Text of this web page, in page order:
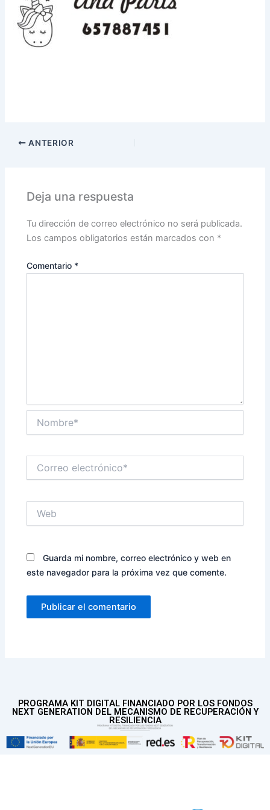
ANTERIOR
Deja una respuesta
Tu dirección de correo electrónico no será publicada.
Los campos obligatorios están marcados con *
Comentario *
electrónico*
Guarda mi nombre, correo electrónico y web en
este navegador para la próxima vez que comente.
PROGRAMA KIT DIGITAL FINANCIADO POR LOS FONDOS
NEXT GENERATION DEL MECANISMO DE RECUPERACIÓN Y
RESILIENCIA